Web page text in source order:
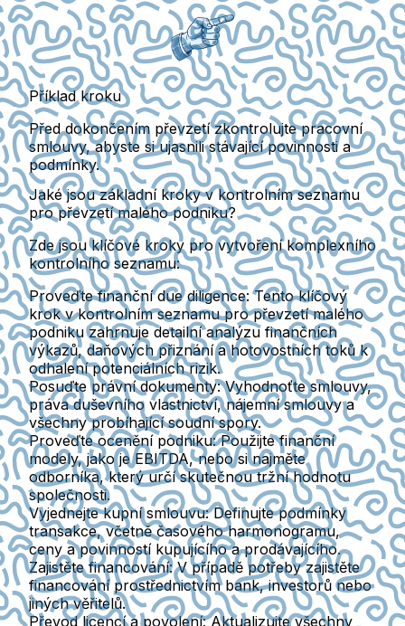
Příklad kroku
Před dokončením převzetí zkontrolujte pracovní
smlouvy, abyste si ujasnili stávající povinnosti a
podmínky.
Jaké jsou základní kroky v kontrolním seznamu
pro převzetí malého podniku?
Zde jsou klíčové kroky pro vytvoření komplexního
kontrolního seznamu:
Proveďte finanční due diligence: Tento klíčový
krok vkontrolním seznamu pro převzetí malého
podnikuzahrnuje detailní analýzu finančních
výkazů, daňových přiznání a hotovostních toků k
odhalení potenciálních rizik.
Posuďte právní dokumenty: Vyhodnoťte smlouvy,
práva duševního vlastnictví, nájemní smlouvy a
všechny probíhající soudní spory.
Proveďte ocenění podniku: Použijte finanční
modely, jako je EBITDA, nebo si najměte
odborníka, který určí skutečnou tržní hodnotu
společnosti.
Vyjednejte kupní smlouvu: Definujte podmínky
transakce, včetně časového harmonogramu,
ceny a povinností kupujícího a prodávajícího.
Zajistěte financování: V případě potřeby zajistěte
financování prostřednictvím bank, investorů nebo
jiných věřitelů.
Převod licencí a povolení: Aktualizujte všechny